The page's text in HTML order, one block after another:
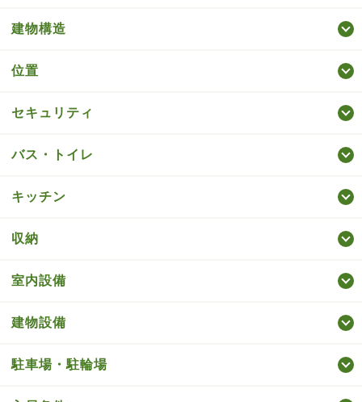
建物構造
位置
セキュリティ
バス・トイレ
キッチン
収納
室内設備
建物設備
駐車場・駐輪場